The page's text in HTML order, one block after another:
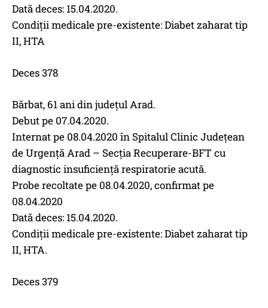
Dată deces: 15.04.2020.
Condiții medicale pre-existente: Diabet zaharat tip
II, HTA
Deces 378
Bărbat, 61 ani din județul Arad.
Debut pe 07.04.2020.
Internat pe 08.04.2020 în Spitalul Clinic Județean
de Urgență Arad – Secția Recuperare-BFT cu
diagnostic insuficiență respiratorie acută.
Probe recoltate pe 08.04.2020, confirmat pe
08.04.2020
Dată deces: 15.04.2020.
Condiții medicale pre-existente: Diabet zaharat tip
II, HTA.
Deces 379